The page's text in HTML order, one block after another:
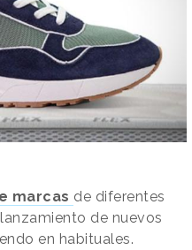
marcas de diferentes
de nuevos
en habituales.